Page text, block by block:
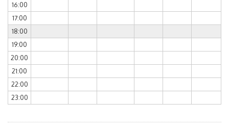
16:00
17:00
18:00
19:00
20:00
21:00
22:00
23:00